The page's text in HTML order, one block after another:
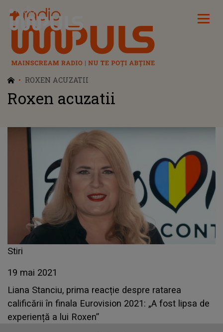
Radio Impuls
ROXEN ACUZATII
Roxen acuzatii
Stiri
19 mai 2021
Liana Stanciu, prima reacție despre ratarea
calificării în finala Eurovision 2021: „A fost lipsa de
experiență a lui Roxen”